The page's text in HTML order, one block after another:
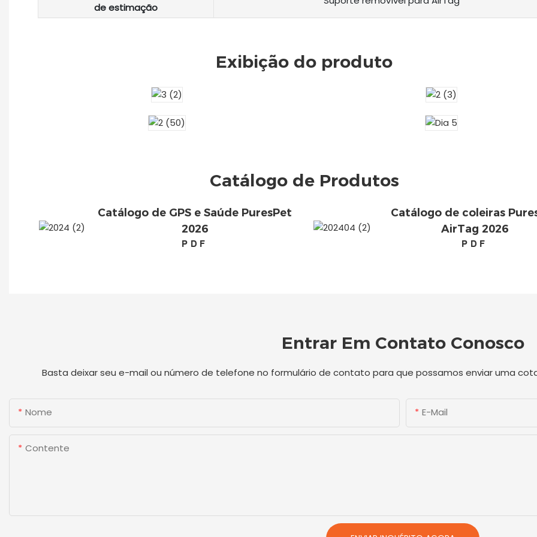
de estimação
Exibição do produto
Catálogo de Produtos
Catálogo de GPS e Saúde PuresPet
2026
PDF
Catálogo de coleiras
AirTag 2026
PDF
Entrar Em Contato Conosco
Basta deixar seu e-mail ou número de telefone no formulário de contato para que possamos enviar uma
Nome E-Mail
Contente